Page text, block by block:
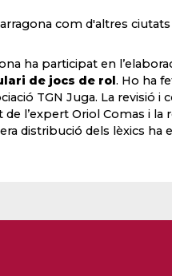
com d'altres
ha participat en
de jocs de rol . Ho ha
TGN Juga. La revisió i
l’expert Oriol Comas i la
distribució dels lèxics ha